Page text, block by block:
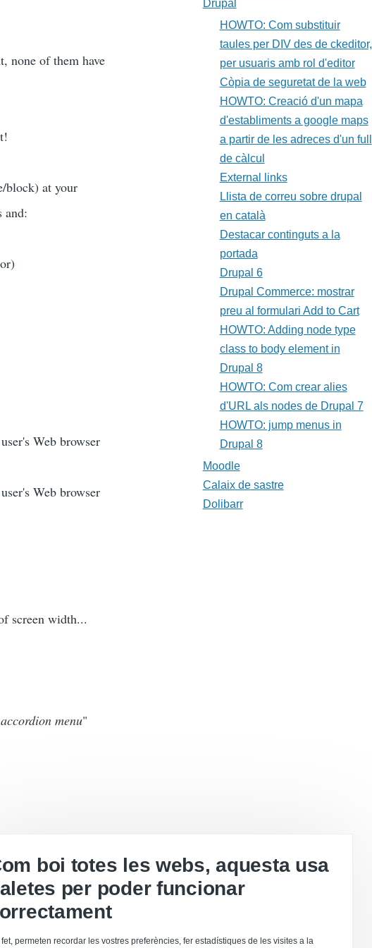
none of them have
block) at your
and:
Web browser
Web browser
screen width...
menu"
Drupal
HOWTO: Com substituir
taules per DIV des de ckeditor,
per usuaris amb rol d'editor
Còpia de seguretat de la web
HOWTO: Creació d'un mapa
d'establiments a google maps
a partir de les adreces d'un full
de càlcul
External links
Llista de correu sobre drupal
en català
Destacar continguts a la
portada
Drupal 6
Drupal Commerce: mostrar
preu al formulari Add to Cart
HOWTO: Adding node type
class to body element in
Drupal 8
HOWTO: Com crear alies
d'URL als nodes de Drupal 7
HOWTO: jump menus in
Drupal 8
Moodle
Calaix de sastre
Dolibarr
boi totes les webs, aquesta usa
per poder funcionar
fet, permeten recordar les vostres preferències, fer estadístiques de les visites a la